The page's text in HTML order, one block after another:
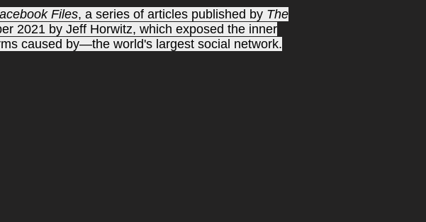
Files, a series of articles published by The
2021 by Jeff Horwitz, which exposed the inner
caused by—the world's largest social network.